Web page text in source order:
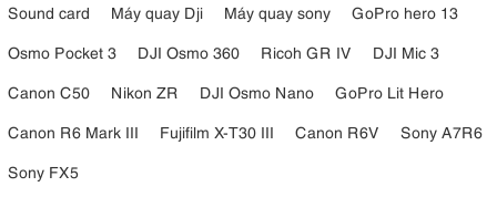
Sound card
Máy quay Dji Máy quay sony
GoPro hero 13
Osmo Pocket 3
DJI Osmo 360 Ricoh GR IV
DJI Mic 3
Canon C50
Nikon ZR DJI Osmo Nano
GoPro Lit Hero
Canon R6 Mark III
Fujifilm X-T30 III Canon R6V
Sony A7R6
Sony FX5